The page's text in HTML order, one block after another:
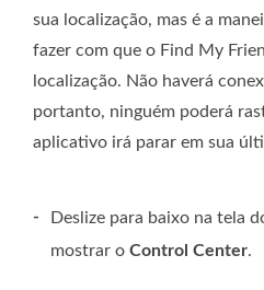
sua localização, mas é a
fazer com que o Find My
localização. Não haverá
portanto, ninguém poderá
aplicativo irá parar em sua
-
Deslize para baixo na tela
mostrar o Control Center.